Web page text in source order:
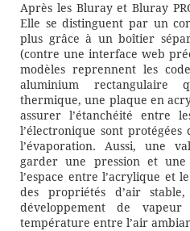
Après les Bluray et Bluray
Elle se distinguent par un
plus grâce à un boîtier
(contre une interface web
modèles reprennent les
aluminium
thermique, une plaque en
assurer l’étanchéité entre
l’électronique sont protégées
l’évaporation. Aussi, une
garder une pression et une
l’espace entre l’acrylique et
des propriétés d’air
développement de
température entre l’air